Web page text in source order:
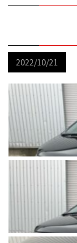
2022/10/21